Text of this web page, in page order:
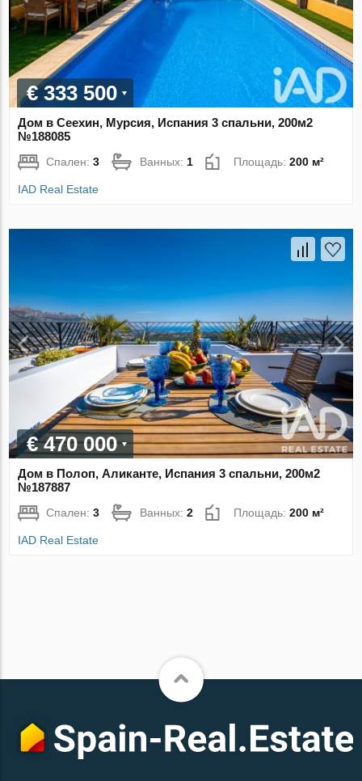
€ 333 500
Дом в Сеехин, Мурсия, Испания 3 спальни, 200м2
№188085
Спален:3 Ванных: 1 Площадь:200 м²
IAD Real Estate
€ 470 000
Дом в Полоп, Аликанте, Испания 3 спальни, 200м2
№187887
Спален:3 Ванных:2 Площадь:200 м²
IAD Real Estate